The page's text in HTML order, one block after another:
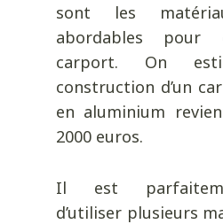
sont les
abordables pour
carport. On
construction d’un
en aluminium
2000 euros.
Il est
d’utiliser plusieurs